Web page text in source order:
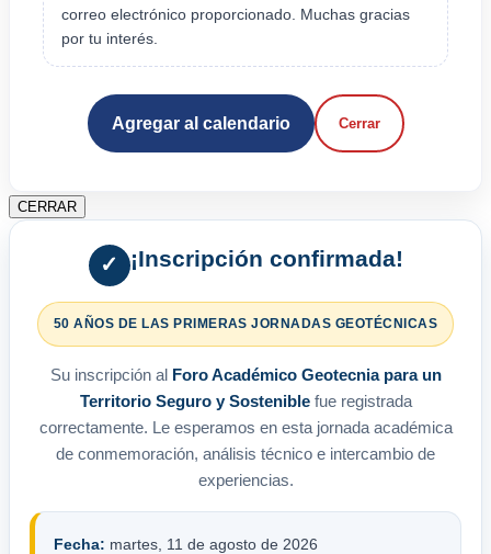
correo electrónico proporcionado. Muchas gracias
por tu interés.
Agregar al calendario Cerrar
CERRAR
✓ ¡Inscripción confirmada!
50 AÑOS DE LAS PRIMERAS JORNADAS GEOTÉCNICAS
Su inscripción al Foro Académico Geotecnia para un
Territorio Seguro y Sosteniblefue registrada
correctamente. Le esperamos en esta jornada académica
de conmemoración, análisis técnico e intercambio de
experiencias.
Fecha: martes, 11 de agosto de 2026